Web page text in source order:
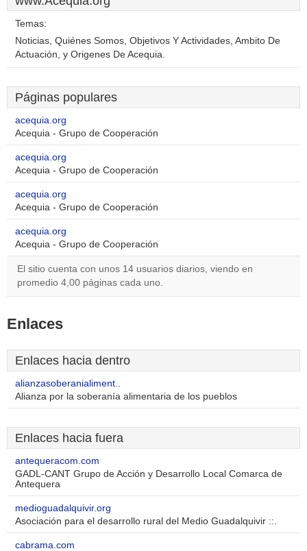
Temas:
Noticias, Quiénes Somos, Objetivos Y Actividades, Ambito De
Actuación, y Origenes De Acequia.
Páginas populares
acequia.org
Acequia - Grupo de Cooperación
acequia.org
Acequia - Grupo de Cooperación
acequia.org
Acequia - Grupo de Cooperación
acequia.org
Acequia - Grupo de Cooperación
El sitio cuenta con unos 14 usuarios diarios, viendo en
promedio 4,00 páginas cada uno.
Enlaces
Enlaces hacia dentro
alianzasoberanialiment..
Alianza por la soberanía alimentaria de los pueblos
Enlaces hacia fuera
antequeracom.com
GADL-CANT Grupo de Acción y Desarrollo Local Comarca de
Antequera
medioguadalquivir.org
Asociación para el desarrollo rural del Medio Guadalquivir ::.
cabrama.com